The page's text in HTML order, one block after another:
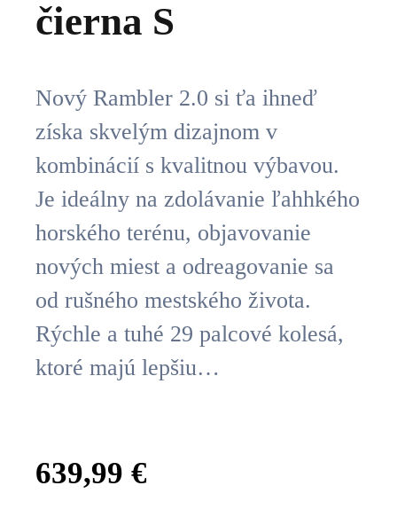
čierna S
Nový Rambler 2.0 si ťa ihneď
získa skvelým dizajnom v
kombinácií s kvalitnou výbavou.
Je ideálny na zdolávanie ľahhkého
horského terénu, objavovanie
nových miest a odreagovanie sa
od rušného mestského života.
Rýchle a tuhé 29 palcové kolesá,
ktoré majú lepšiu…
639,99 €